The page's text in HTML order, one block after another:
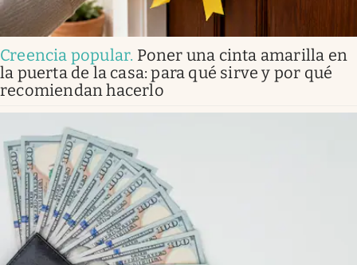
Creencia popular. Poner una cinta amarilla en
la puerta de la casa: para qué sirve y por qué
recomiendan hacerlo